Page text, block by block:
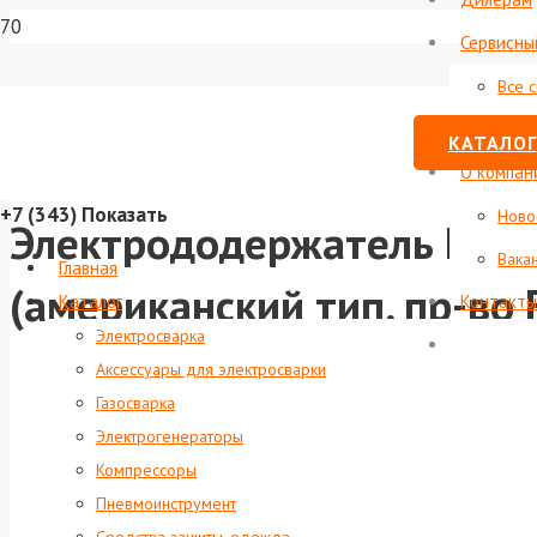
Все
О
Контакты
КАТАЛОГ
+7 (343) Показать
Главная
Каталог
Электросварка
Аксессуары для электросварки
Газосварка
Электрогенераторы
Компрессоры
Пневмоинструмент
Электрододержатель
(американский тип, пр-